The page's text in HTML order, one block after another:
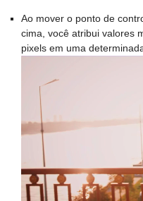
Ao mover o ponto de
cima, você atribui valores
pixels em uma